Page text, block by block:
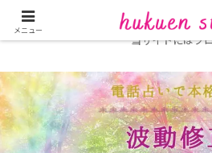
ホーム 復縁に強い電話占い
当サイトにはプ
メニュー